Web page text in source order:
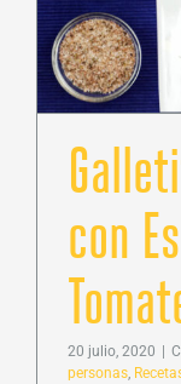
con
20 julio, 2020 |
personas